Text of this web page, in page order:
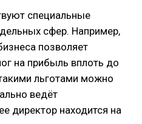
специальные
сфер. Например,
позволяет
на прибыль вплоть до
льготами можно
ведёт
директор находится на